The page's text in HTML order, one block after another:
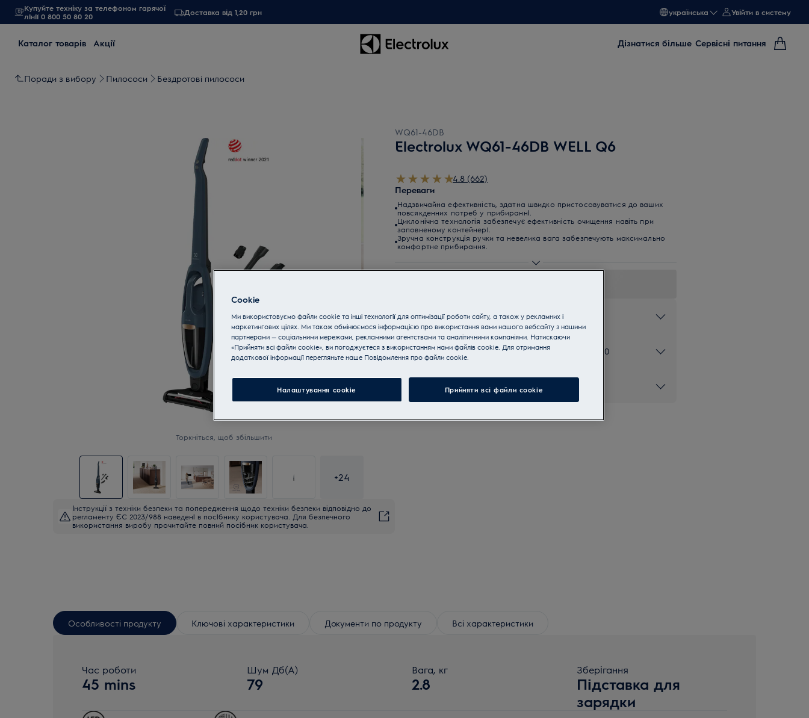
Купуйте техніку за телефоном гарячої
лінії 0 800 50 80 20
Доставка від 1,20 грн українська Увійти в систему
Каталог товарів Акції Дізнатися більше Сервісні питання
Поради з вибору Пилососи Бездротові пилососи
Торкніться, щоб збільшити
+24
Інструкції з техніки безпеки та попередження щодо техніки безпеки відповідно до
регламенту ЄС 2023/988 наведені в посібнику користувача. Для безпечного
використання виробу прочитайте повний посібник користувача.
WQ61-46DB
Electrolux WQ61-46DB WELL Q6
4.8 (662)
Переваги
Надзвичайна ефективність, здатна швидко пристосовуватися до ваших
повсякденних потреб у прибиранні.
Циклонічна технологія забезпечує ефективність очищення навіть при
заповненому контейнері.
Зручна конструкція ручки та невелика вага забезпечують максимально
комфортне прибирання.
iF DESIGN AWARD 2021
Купуйте техніку за телефоном 0 800 50 80 20
Вибір року 2020
Особливості продукту Ключові характеристики Документи по продукту Всі характеристики
Час роботи
45 mins
Шум Дб(A)
79
Вага, кг
2.8
Зберігання
Підставка для
зарядки
Cookie
Ми використовуємо файли cookie та інші технології для оптимізації роботи сайту, а також у рекламних і
маркетингових цілях. Ми також обмінюємося інформацією про використання вами нашого вебсайту з нашими
партнерами — соціальними мережами, рекламними агентствами та аналітичними компаніями. Натискаючи
«Прийняти всі файли cookie», ви погоджуєтеся з використанням нами файлів cookie. Для отримання
додаткової інформації перегляньте наше Пoвідомлення прo файли cookie.
Налаштування cookie Прийняти всі файли сookie